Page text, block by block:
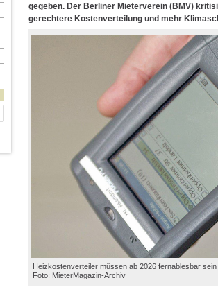
gegeben. Der Berliner Mieterverein (BMV)
gerechtere Kostenverteilung und mehr
Heizkostenverteiler müssen ab 2026 fernablesbar sein
Foto: MieterMagazin-Archiv